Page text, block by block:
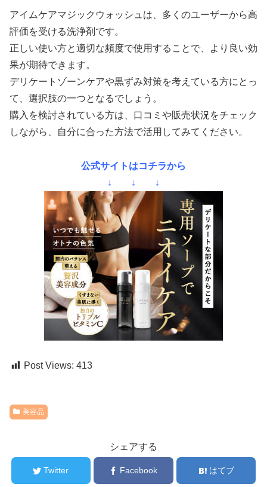
アイムケアマジックウォッシュは、多くのユーザーから高
評価を受ける洗浄剤です。
正しい使い方と適切な頻度で使用することで、より良い効
果が期待できます。
デリケートゾーンケアや黒ずみ対策を考えている方にとっ
て、選択肢の一つとなるでしょう。
購入を検討されている方は、口コミや販売状況をチェック
しながら、自分に合った方法で活用してみてください。
公式サイトはコチラから
↓ ↓ ↓
Post Views: 413
美容品
シェアする
Twitter Facebook はてブ